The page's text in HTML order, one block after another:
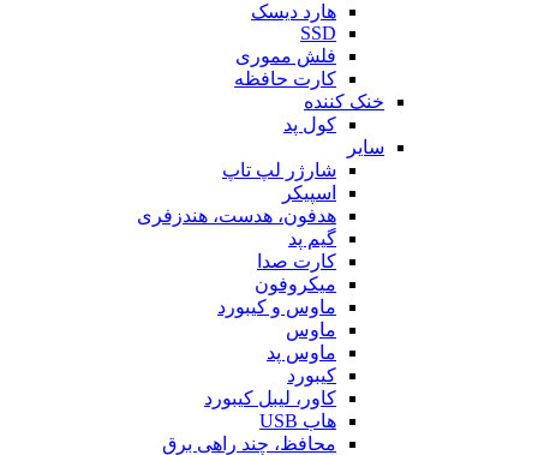
هارد دیسک
SSD
فلش مموری
کارت حافظه
خنک کننده
کول پد
سایر
شارژر لپ تاپ
اسپیکر
هدفون، هدست، هندزفری
گیم پد
کارت صدا
میکروفون
ماوس و کیبورد
ماوس
ماوس پد
کیبورد
کاور، لیبل کیبورد
هاب USB
محافظ، چند راهی برق